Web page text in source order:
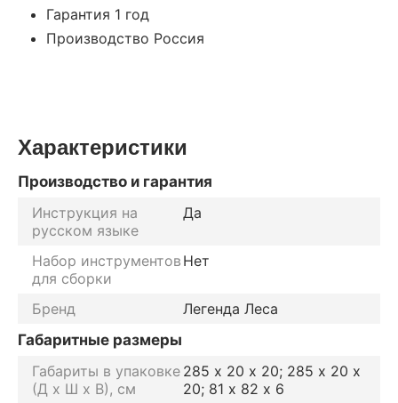
Гарантия 1 год
Производство Россия
Характеристики
Производство и гарантия
Инструкция на
русском языке
Да
Набор инструментов
для сборки
Нет
Бренд
Легенда Леса
Габаритные размеры
Габариты в упаковке
(Д х Ш х В), см
285 х 20 х 20; 285 х 20 х
20; 81 х 82 х 6